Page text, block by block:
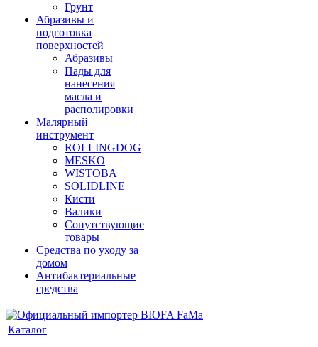
Грунт
Абразивы и
подготовка
поверхностей
Абразивы
Пады для
нанесения
масла и
располировки
Малярный
инструмент
ROLLINGDOG
MESKO
WISTOBA
SOLIDLINE
Кисти
Валики
Сопутствующие
товары
Средства по уходу за
домом
Антибактериальные
средства
Каталог